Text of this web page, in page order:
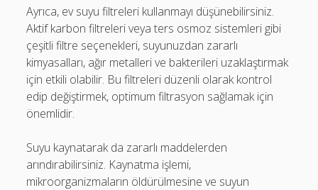
Ayrıca, ev suyu filtreleri kullanmayı düşünebilirsiniz.
Aktif karbon filtreleri veya ters osmoz sistemleri gibi
çeşitli filtre seçenekleri, suyunuzdan zararlı
kimyasalları, ağır metalleri ve bakterileri uzaklaştırmak
için etkili olabilir. Bu filtreleri düzenli olarak kontrol
edip değiştirmek, optimum filtrasyon sağlamak için
önemlidir.
Suyu kaynatarak da zararlı maddelerden
arındırabilirsiniz. Kaynatma işlemi,
mikroorganizmaların öldürülmesine ve suyun